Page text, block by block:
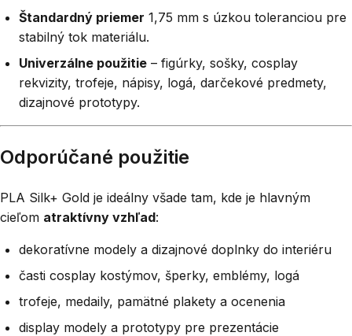
Štandardný priemer 1,75 mm s úzkou toleranciou pre
stabilný tok materiálu.
Univerzálne použitie – figúrky, sošky, cosplay
rekvizity, trofeje, nápisy, logá, darčekové predmety,
dizajnové prototypy.
Odporúčané použitie
PLA Silk+ Gold je ideálny všade tam, kde je hlavným
cieľom atraktívny vzhľad:
dekoratívne modely a dizajnové doplnky do interiéru
časti cosplay kostýmov, šperky, emblémy, logá
trofeje, medaily, pamätné plakety a ocenenia
display modely a prototypy pre prezentácie